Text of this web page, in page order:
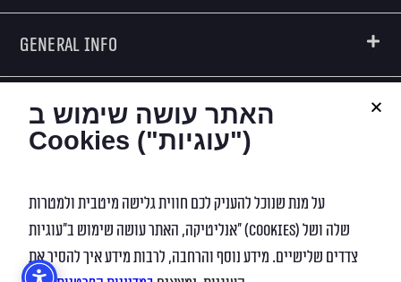
General Info
Creators
Digital Marketing
האתר עושה שימוש ב
Cookies ("עוגיות")
על מנת שנוכל להעניק לכם חווית גלישה מיטבית ולמטרות
אנליטיקה, האתר עושה שימוש ב”עוגיות” (Cookies) שלה ושל
צדדים שלישיים. מידע נוסף והרחבה, לרבות מידע איך להסיר את